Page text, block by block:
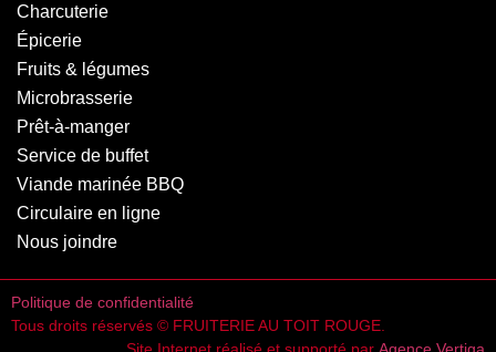
Charcuterie
Épicerie
Fruits & légumes
Microbrasserie
Prêt-à-manger
Service de buffet
Viande marinée BBQ
Circulaire en ligne
Nous joindre
Politique de confidentialité
Tous droits réservés © FRUITERIE AU TOIT ROUGE.